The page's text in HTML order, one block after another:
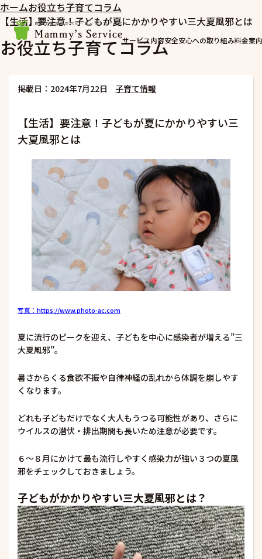
サービス内容安全安心への取り組み料金案内
ホームお役立ち子育てコラム
【生活】要注意！子どもが夏にかかりやすい三大夏風邪とは
お役立ち子育てコラム
掲載日：2024年7月22日 子育て情報
【生活】要注意！子どもが夏にかかりやすい三
大夏風邪とは
写真：https://www.photo-ac.com
夏に流行のピークを迎え、子どもを中心に感染者が増える”三
大夏風邪”。
暑さからくる食欲不振や自律神経の乱れから体調を崩しやす
くなります。
どれも子どもだけでなく大人もうつる可能性があり、さらに
ウイルスの潜伏・排出期間も長いため注意が必要です。
６～８月にかけて最も流行しやすく感染力が強い３つの夏風
邪をチェックしておきましょう。
子どもがかかりやすい三大夏風邪とは？